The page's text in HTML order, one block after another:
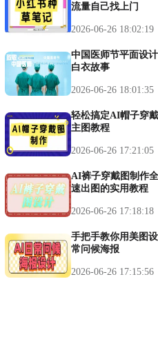
流量自己找上门
2026-06-26 18:02:19
中国医师节平面设
白衣故事
2026-06-26 18:01:35
轻松搞定AI帽子穿
主图教程
2026-06-26 17:21:05
AI裤子穿戴图制作
速出图的实用教程
2026-06-26 17:18:18
手把手教你用美图
常问候海报
2026-06-26 17:15:56